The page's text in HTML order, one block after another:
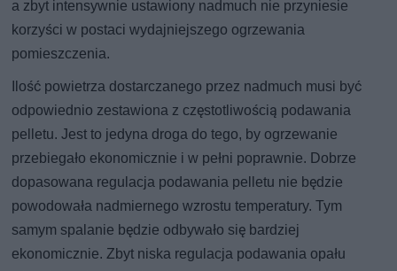
a zbyt intensywnie ustawiony nadmuch nie przyniesie
korzyści w postaci wydajniejszego ogrzewania
pomieszczenia.
Ilość powietrza dostarczanego przez nadmuch musi być
odpowiednio zestawiona z częstotliwością podawania
pelletu. Jest to jedyna droga do tego, by ogrzewanie
przebiegało ekonomicznie i w pełni poprawnie. Dobrze
dopasowana regulacja podawania pelletu nie będzie
powodowała nadmiernego wzrostu temperatury. Tym
samym spalanie będzie odbywało się bardziej
ekonomicznie. Zbyt niska regulacja podawania opału